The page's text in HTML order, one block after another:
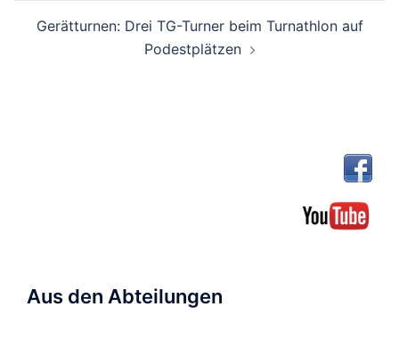
Gerätturnen: Drei TG-Turner beim Turnathlon auf
Podestplätzen
Aus den Abteilungen